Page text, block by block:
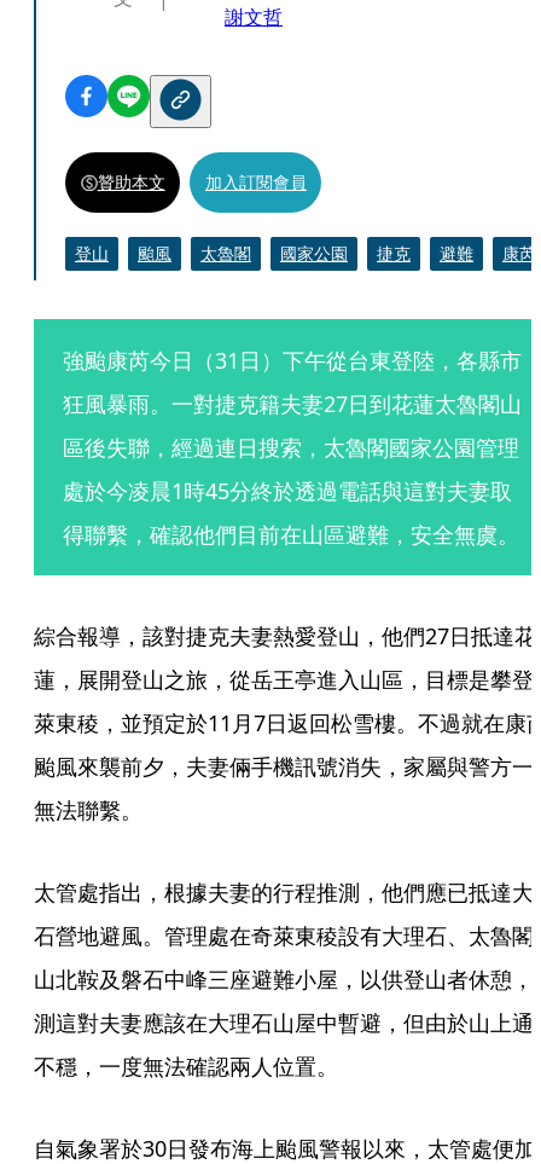
謝文哲
贊助本文 加入訂閱會員
登山 颱風 太魯閣 國家公園 捷克 避難 康芮
強颱康芮今日（31日）下午從台東登陸，各縣市
狂風暴雨。一對捷克籍夫妻27日到花蓮太魯閣山
區後失聯，經過連日搜索，太魯閣國家公園管理
處於今凌晨1時45分終於透過電話與這對夫妻取
得聯繫，確認他們目前在山區避難，安全無虞。
綜合報導，該對捷克夫妻熱愛登山，他們27日抵達花
蓮，展開登山之旅，從岳王亭進入山區，目標是攀登
萊東稜，並預定於11月7日返回松雪樓。不過就在康
颱風來襲前夕，夫妻倆手機訊號消失，家屬與警方一
無法聯繫。
太管處指出，根據夫妻的行程推測，他們應已抵達大
石營地避風。管理處在奇萊東稜設有大理石、太魯閣
山北鞍及磐石中峰三座避難小屋，以供登山者休憩，
測這對夫妻應該在大理石山屋中暫避，但由於山上通
不穩，一度無法確認兩人位置。
自氣象署於30日發布海上颱風警報以來，太管處便加